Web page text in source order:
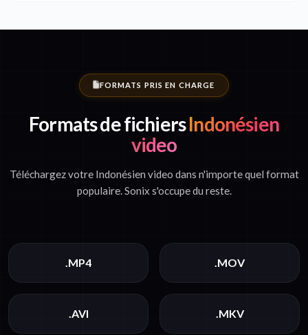
FORMATS PRIS EN CHARGE
Formats de fichiersIndonésien
video
Téléchargez votre Indonésien video dans n'importe quel format
populaire. Sonix s'occupe du reste.
.MP4 .MOV
.AVI .MKV